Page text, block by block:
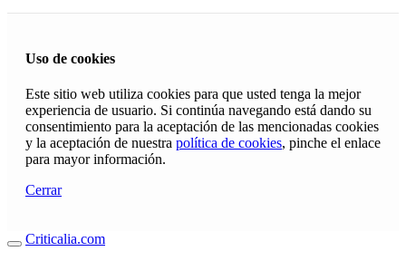
Uso de cookies
Este sitio web utiliza cookies para que usted tenga la mejor
experiencia de usuario. Si continúa navegando está dando su
consentimiento para la aceptación de las mencionadas cookies
y la aceptación de nuestra política de cookies, pinche el enlace
para mayor información.
Cerrar
Criticalia.com